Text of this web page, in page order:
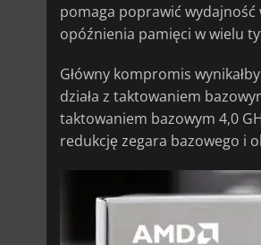
pomaga poprawić
opóźnienia pamięci w wielu
Główny kompromis
działa z taktowaniem
taktowaniem bazowym 4,0
redukcję zegara bazowego i